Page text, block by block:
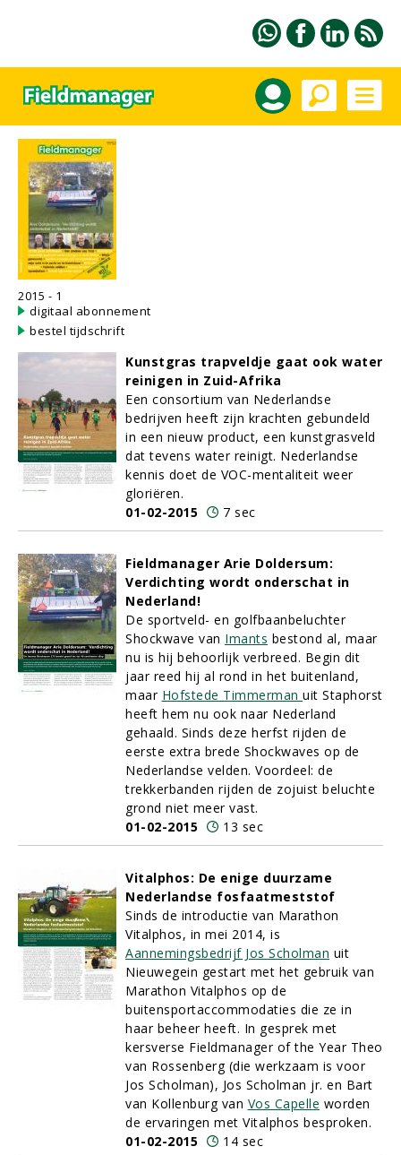
2015 - 1
digitaal abonnement
bestel tijdschrift
Kunstgras trapveldje gaat ook water
reinigen in Zuid-Afrika
Een consortium van Nederlandse
bedrijven heeft zijn krachten gebundeld
in een nieuw product, een kunstgrasveld
dat tevens water reinigt. Nederlandse
kennis doet de VOC-mentaliteit weer
gloriëren.
01-02-2015
7 sec
Fieldmanager Arie Doldersum:
Verdichting wordt onderschat in
Nederland!
De sportveld- en golfbaanbeluchter
Shockwave van Imants bestond al, maar
nu is hij behoorlijk verbreed. Begin dit
jaar reed hij al rond in het buitenland,
maar Hofstede Timmerman uit Staphorst
heeft hem nu ook naar Nederland
gehaald. Sinds deze herfst rijden de
eerste extra brede Shockwaves op de
Nederlandse velden. Voordeel: de
trekkerbanden rijden de zojuist beluchte
grond niet meer vast.
01-02-2015
13 sec
Vitalphos: De enige duurzame
Nederlandse fosfaatmeststof
Sinds de introductie van Marathon
Vitalphos, in mei 2014, is
Aannemingsbedrijf Jos Scholman uit
Nieuwegein gestart met het gebruik van
Marathon Vitalphos op de
buitensportaccommodaties die ze in
haar beheer heeft. In gesprek met
kersverse Fieldmanager of the Year Theo
van Rossenberg (die werkzaam is voor
Jos Scholman), Jos Scholman jr. en Bart
van Kollenburg van Vos Capelle worden
de ervaringen met Vitalphos besproken.
01-02-2015
14 sec